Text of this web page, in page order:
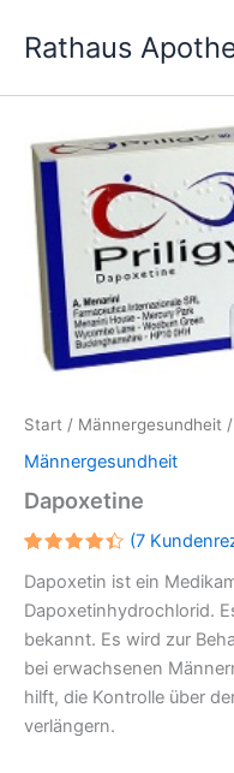
InhaltRathaus
Start / Männergesundheit
Männergesundheit
Dapoxetine
mit
4.4285714285714
von 5,
basierend
auf
Kundenbewertungen
(7
Dapoxetin ist ein
Dapoxetinhydrochlorid.
bekannt. Es wird zur
bei erwachsenen
hilft, die Kontrolle über
verlängern.